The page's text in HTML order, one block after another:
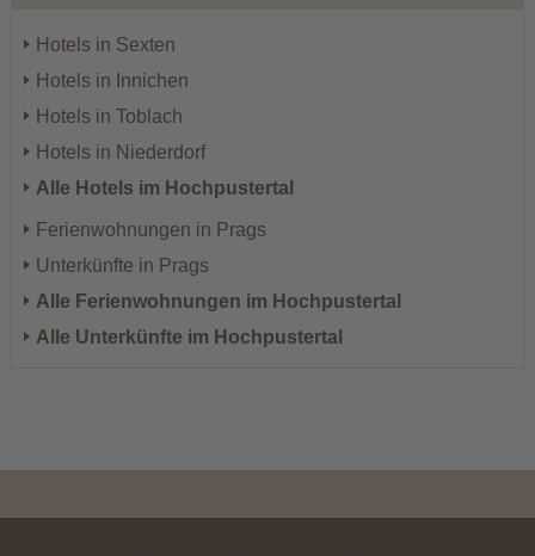
Hotels in Sexten
Hotels in Innichen
Hotels in Toblach
Hotels in Niederdorf
Alle Hotels im Hochpustertal
Ferienwohnungen in Prags
Unterkünfte in Prags
Alle Ferienwohnungen im Hochpustertal
Alle Unterkünfte im Hochpustertal